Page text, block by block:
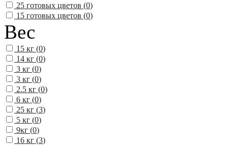
25 готовых цветов (0)
15 готовых цветов (0)
Вес
15 кг (0)
14 кг (0)
3 кг (0)
3 кг (0)
2.5 кг (0)
6 кг (0)
25 кг (3)
5 кг (0)
9кг (0)
16 кг (3)